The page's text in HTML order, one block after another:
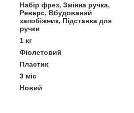
Набір фрез, Змінна ручка,
Реверс, Вбудований
запобіжник, Підставка для
ручки
1 кг
Фіолетовий
Пластик
3 міс
Новий